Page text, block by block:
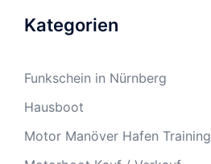
Kategorien
Funkschein in Nürnberg
Hausboot
Motor Manöver Hafen Training